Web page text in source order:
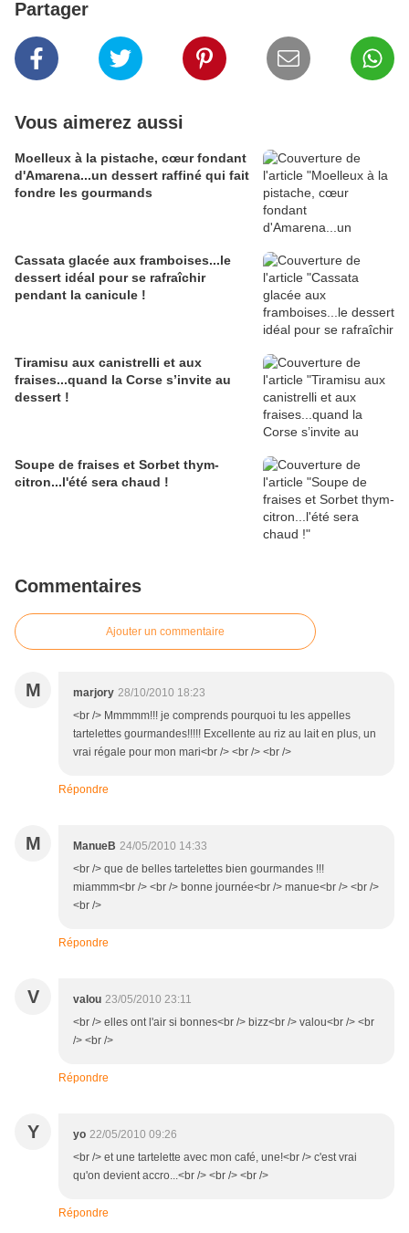
Partager
Vous aimerez aussi
Moelleux à la pistache, cœur fondant
d'Amarena...un dessert raffiné qui fait
fondre les gourmands
Cassata glacée aux framboises...le
dessert idéal pour se rafraîchir
pendant la canicule !
Tiramisu aux canistrelli et aux
fraises...quand la Corse s’invite au
dessert !
Soupe de fraises et Sorbet thym-
citron...l'été sera chaud !
Commentaires
Ajouter un commentaire
M marjory 28/10/2010 18:23
<br /> Mmmmm!!! je comprends pourquoi tu les appelles
tartelettes gourmandes!!!!! Excellente au riz au lait en plus, un
vrai régale pour mon mari<br /> <br /> <br />
Répondre
M ManueB 24/05/2010 14:33
<br /> que de belles tartelettes bien gourmandes !!!
miammm<br /> <br /> bonne journée<br /> manue<br /> <br />
<br />
Répondre
V valou 23/05/2010 23:11
<br /> elles ont l'air si bonnes<br /> bizz<br /> valou<br /> <br
/> <br />
Répondre
Y yo 22/05/2010 09:26
<br /> et une tartelette avec mon café, une!<br /> c'est vrai
qu'on devient accro...<br /> <br /> <br />
Répondre